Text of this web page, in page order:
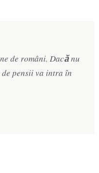
de români. Dacă nu
pensii va intra în